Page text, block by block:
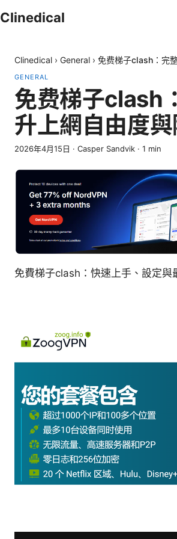
Clinedical
Clinedical › General › 免费梯子clash：完
GENERAL
免费梯子clash
升上網自由度
2026年4月15日 · Casper Sandvik · 1 min
免費梯子clash：快速上手、設定